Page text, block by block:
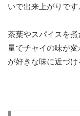
いで出来上がりです
茶葉やスパイスを
量でチャイの味が
が好きな味に近づけ